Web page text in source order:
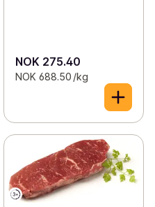
NOK 275.40
NOK 688.50 /kg